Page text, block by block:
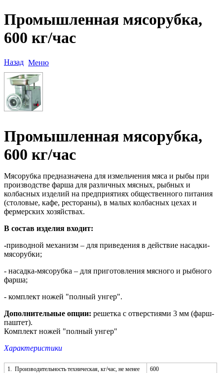
Промышленная мясорубка,
600 кг/час
Назад Меню
Промышленная мясорубка,
600 кг/час
Мясорубка предназначена для измельчения мяса и рыбы при
производстве фарша для различных мясных, рыбных и
колбасных изделий на предприятиях общественного питания
(столовые, кафе, рестораны), в малых колбасных цехах и
фермерских хозяйствах.
В состав изделия входит:
-приводной механизм – для приведения в действие насадки-
мясорубки;
- насадка-мясорубка – для приготовления мясного и рыбного
фарша;
- комплект ножей "полный унгер".
Дополнительные опции: решетка с отверстиями 3 мм (фарш-
паштет).
Комплект ножей "полный унгер"
Характеристики
1. Производительность техническая, кг/час, не менее
600